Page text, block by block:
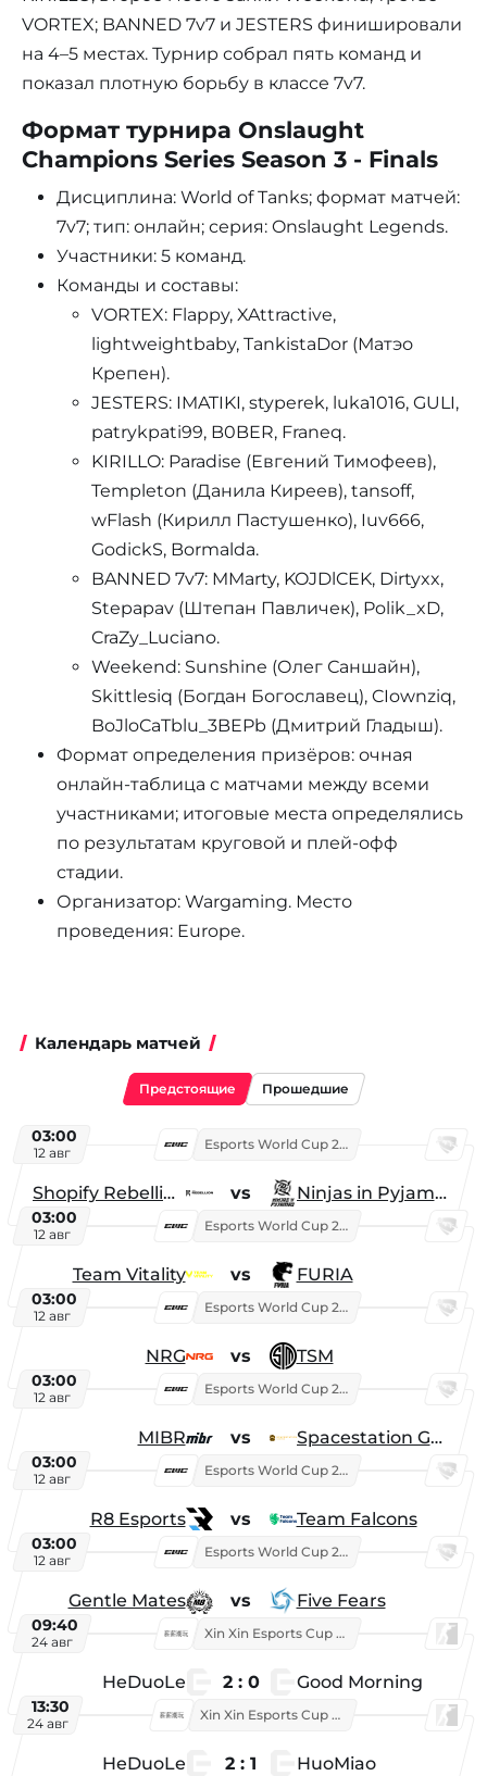
VORTEX; BANNED 7v7 и JESTERS финишировали
на 4–5 местах. Турнир собрал пять команд и
показал плотную борьбу в классе 7v7.
Формат турнира Onslaught
Champions Series Season 3 - Finals
Дисциплина: World of Tanks; формат матчей:
7v7; тип: онлайн; серия: Onslaught Legends.
Участники: 5 команд.
Команды и составы:
VORTEX: Flappy, XAttractive,
lightweightbaby, TankistaDor (Матэо
Крепен).
JESTERS: IMATIKI, styperek, luka1016, GULI,
patrykpati99, B0BER, Franeq.
KIRILLO: Paradise (Евгений Тимофеев),
Templeton (Данила Киреев), tansoff,
wFlash (Кирилл Пастушенко), Iuv666,
GodickS, Bormalda.
BANNED 7v7: MMarty, KOJDlCEK, Dirtyxx,
Stepapav (Штепан Павличек), Polik_xD,
CraZy_Luciano.
Weekend: Sunshine (Олег Саншайн),
Skittlesiq (Богдан Богославец), CIownziq,
BoJloCaTblu_3BEPb (Дмитрий Гладыш).
Формат определения призёров: очная
онлайн-таблица с матчами между всеми
участниками; итоговые места определялись
по результатам круговой и плей-офф
стадии.
Организатор: Wargaming. Место
проведения: Europe.
Календарь матчей
Предстоящие Прошедшие
03:00
12 авг
Esports World Cup 2026
Shopify Rebellion vs Ninjas in Pyjamas
03:00
12 авг
Esports World Cup 2026
Team Vitality vs FURIA
03:00
12 авг
Esports World Cup 2026
NRG vs TSM
03:00
12 авг
Esports World Cup 2026
MIBR vs Spacestation Gaming
03:00
12 авг
Esports World Cup 2026
R8 Esports vs Team Falcons
03:00
12 авг
Esports World Cup 2026
Gentle Mates vs Five Fears
09:40
24 авг
Xin Xin Esports Cup 2025
HeDuoLe 2 : 0 Good Morning
13:30
24 авг
Xin Xin Esports Cup 2026
HeDuoLe 2 : 1 HuoMiao